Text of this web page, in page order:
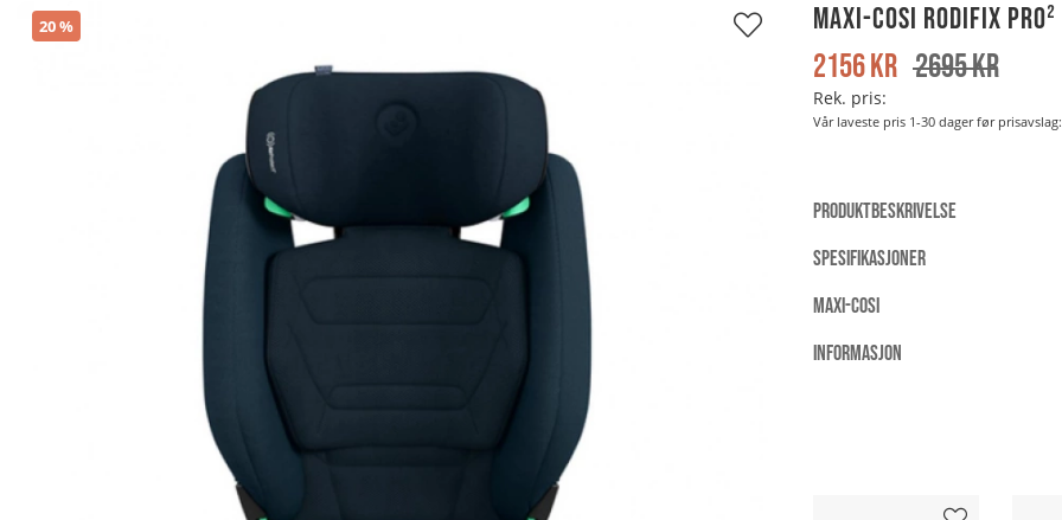
20
Maxi-Cosi Rodifix PRO² I-Size Authentic Blue Maxi-Cosi Rodifix
2695kr
2156kr
Rek. pris:
Vår laveste pris 1-30 dager før prisavslag:
PRODUKTBESKRIVELSE
SPESIFIKASJONER
MAXI-COSI
INFORMASJON